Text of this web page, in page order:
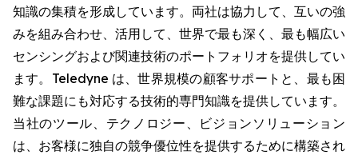
知識の集積を形成しています。両社は協力して、互いの強
みを組み合わせ、活用して、世界で最も深く、最も幅広い
センシングおよび関連技術のポートフォリオを提供してい
ます。Teledyne は、世界規模の顧客サポートと、最も困
難な課題にも対応する技術的専門知識を提供しています。
当社のツール、テクノロジー、ビジョンソリューション
は、お客様に独自の競争優位性を提供するために構築され